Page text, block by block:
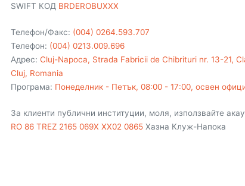
SWIFT КОД BRDEROBUXXX
Телефон/Факс: (004) 0264.593.707
Телефон: (004) 0213.009.696
Адрес: Cluj-Napoca, Strada Fabricii de Chibrituri nr. 13-21,
Cluj, Romania
Програма: Понеделник - Петък, 08:00 - 17:00, освен
За клиенти публични институции, моля, използвайте
RO 86 TREZ 2165 069X XX02 0865Хазна Клуж-Напока